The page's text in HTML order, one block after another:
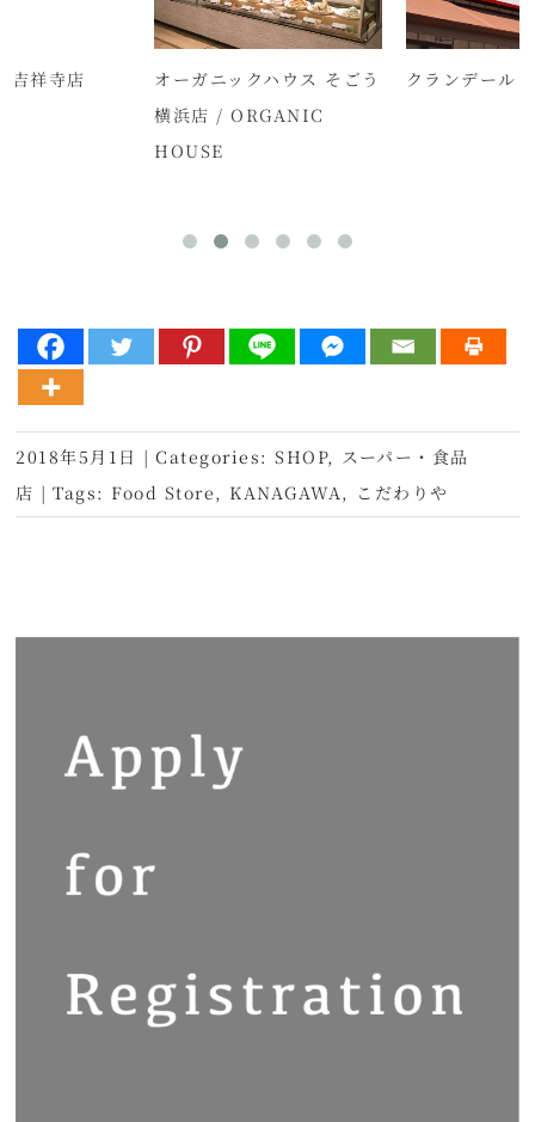
吉祥寺店
オーガニックハウス そごう
横浜店 / ORGANIC
HOUSE
クランデール
2018年5月1日 | Categories:SHOP, スーパー・食品
店 | Tags: Food Store , KANAGAWA , こだわりや